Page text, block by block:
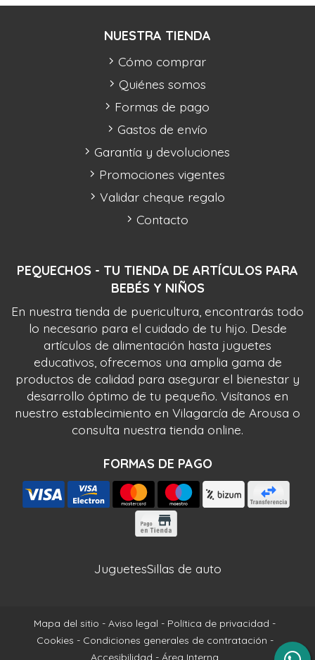
PEQUECHOS - TU TIENDA DE ARTÍCULOS PARA
BEBÉS Y NIÑOS
En nuestra tienda de puericultura, encontrarás todo
lo necesario para el cuidado de tu hijo. Desde
artículos de alimentación hasta juguetes
educativos, ofrecemos una amplia gama de
productos de calidad para asegurar el bienestar y
desarrollo óptimo de tu pequeño. Visítanos en
nuestro establecimiento en Vilagarcía de Arousa o
consulta nuestra tienda online.
FORMAS DE PAGO
NUESTRA TIENDA
Cómo comprar
Quiénes somos
Formas de pago
Gastos de envío
Garantía y devoluciones
Promociones vigentes
Validar cheque regalo
Contacto
JuguetesSillas de auto
Mapa del sitio - Aviso legal - Política de privacidad -
Cookies - Condiciones generales de contratación -
Accesibilidad - Área Interna